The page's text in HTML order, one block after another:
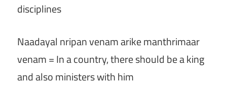
disciplines
Naadayal nripan venam arike manthrimaar
venam = In a country, there should be a king
and also ministers with him